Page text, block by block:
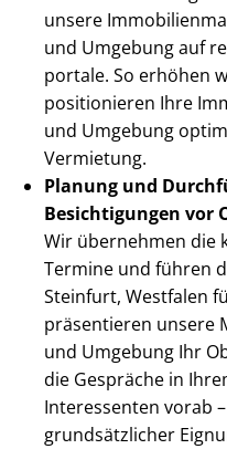
unsere
und Umgebung auf
por­ta­le. So erhöhen
positionieren Ihre
und Umgebung
Vermietung.
Planung und
Besichtigungen vor
Wir übernehmen die
Termine und führen
Steinfurt, Westfalen
präsentieren unsere
und Umgebung Ihr
die Gespräche in
Interessenten vorab
grundsätzlicher